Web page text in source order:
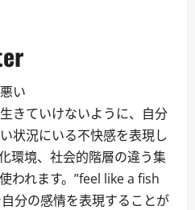
い
きていけないように、自分
状況にいる不快感を表現し
環境、社会的階層の違う集
われます。”feel like a fish
分の感情を表現することが